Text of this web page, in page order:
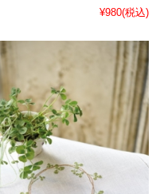
¥980(税込)